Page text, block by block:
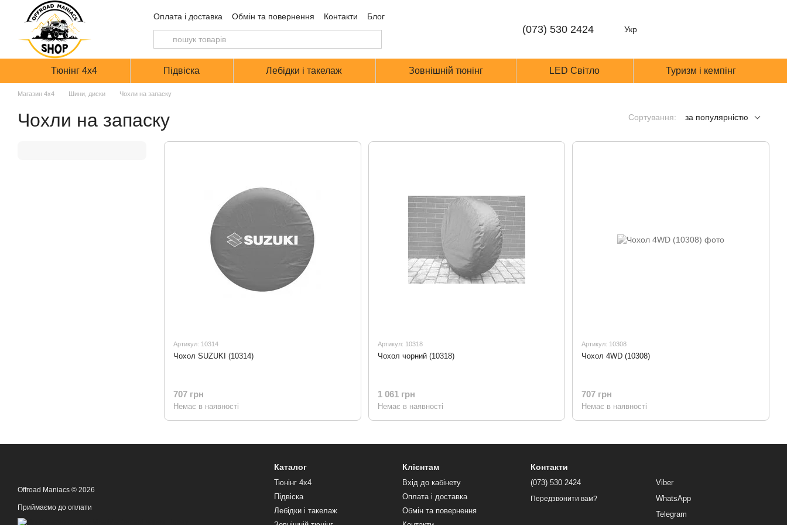
Перейти до основного контенту
Оплата і доставка Обмін та повернення Контакти Блог
(073) 530 2424 Укр
Тюнінг 4х4 Підвіска Лебідки і такелаж Зовнішній тюнінг LED Світло Туризм і кемпінг
Магазин 4х4 Шини, диски Чохли на запаску
Чохли на запаску Сортування: за популярністю
Артикул: 10314
Чохол SUZUKI (10314)
707 грн
Немає в наявності
Артикул: 10318
Чохол чорний (10318)
1 061 грн
Немає в наявності
Артикул: 10308
Чохол 4WD (10308)
707 грн
Немає в наявності
Offroad Maniacs © 2026
Приймаємо до оплати
Каталог
Тюнінг 4х4
Підвіска
Лебідки і такелаж
Клієнтам
Вхід до кабінету
Оплата і доставка
Обмін та повернення
Контакти
(073) 530 2424
Передзвонити вам?
Viber
WhatsApp
Telegram